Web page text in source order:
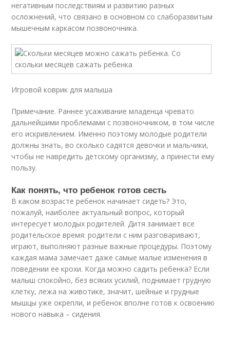
негативным последствиям и развитию разных
осложнений, что связано в основном со слаборазвитым
мышечным каркасом позвоночника.
Игровой коврик для малыша
Примечание. Раннее усаживание младенца чревато
дальнейшими проблемами с позвоночником, в том числе
его искривлением. Именно поэтому молодые родители
должны знать, во сколько садятся девочки и мальчики,
чтобы не навредить детскому организму, а принести ему
пользу.
Как понять, что ребенок готов сесть
В каком возрасте ребенок начинает сидеть? Это,
пожалуй, наиболее актуальный вопрос, который
интересует молодых родителей. Дитя занимает все
родительское время: родители с ним разговаривают,
играют, выполняют разные важные процедуры. Поэтому
каждая мама замечает даже самые малые изменения в
поведении ее крохи. Когда можно садить ребенка? Если
малыш спокойно, без всяких усилий, поднимает грудную
клетку, лежа на животике, значит, шейные и грудные
мышцы уже окрепли, и ребенок вполне готов к освоению
нового навыка – сидения.